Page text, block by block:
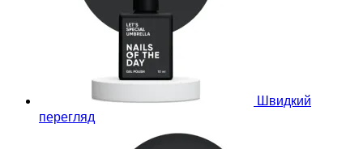
Швидкий
перегляд